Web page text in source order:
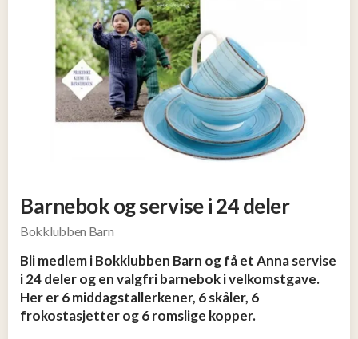
Barnebok og servise i 24 deler
Bokklubben Barn
Bli medlem i Bokklubben Barn og få et Anna servise
i 24 deler og en valgfri barnebok i velkomstgave.
Her er 6 middagstallerkener, 6 skåler, 6
frokostasjetter og 6 romslige kopper.
Elektronikk
Kosttilskudd
Skjønnhet
Tjen
penger
13
Konkurranser
Populære